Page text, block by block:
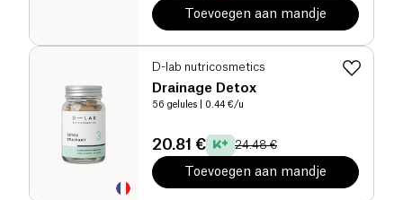
Toevoegen aan mandje
D-lab nutricosmetics
Drainage Detox
56 gelules | 0.44 €/u
20.81 € 24.48 €
Toevoegen aan mandje